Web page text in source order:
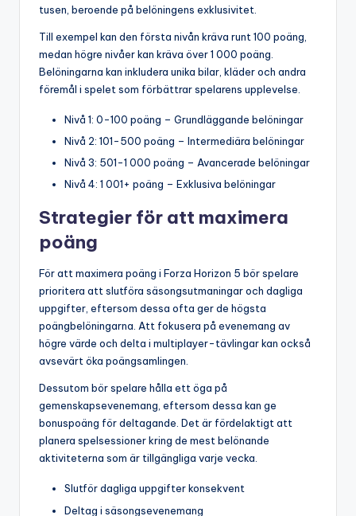
tusen, beroende på belöningens exklusivitet.
Till exempel kan den första nivån kräva runt 100 poäng,
medan högre nivåer kan kräva över 1 000 poäng.
Belöningarna kan inkludera unika bilar, kläder och andra
föremål i spelet som förbättrar spelarens upplevelse.
Nivå 1: 0-100 poäng – Grundläggande belöningar
Nivå 2: 101-500 poäng – Intermediära belöningar
Nivå 3: 501-1 000 poäng – Avancerade belöningar
Nivå 4: 1 001+ poäng – Exklusiva belöningar
Strategier för att maximera
poäng
För att maximera poäng i Forza Horizon 5 bör spelare
prioritera att slutföra säsongsutmaningar och dagliga
uppgifter, eftersom dessa ofta ger de högsta
poängbelöningarna. Att fokusera på evenemang av
högre värde och delta i multiplayer-tävlingar kan också
avsevärt öka poängsamlingen.
Dessutom bör spelare hålla ett öga på
gemenskapsevenemang, eftersom dessa kan ge
bonuspoäng för deltagande. Det är fördelaktigt att
planera spelsessioner kring de mest belönande
aktiviteterna som är tillgängliga varje vecka.
Slutför dagliga uppgifter konsekvent
Deltag i säsongsevenemang